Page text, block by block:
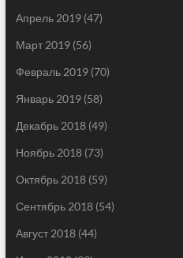
Апрель 2019(47)
Март 2019(56)
Февраль 2019(70)
Январь 2019(58)
Декабрь 2018(49)
Ноябрь 2018(73)
Октябрь 2018(59)
Сентябрь 2018(54)
Август 2018(44)